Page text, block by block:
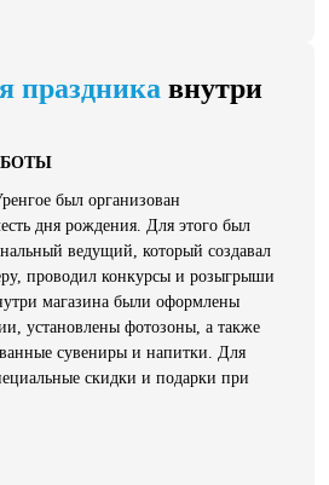
праздника внутри
был организован
дня рождения. Для этого был
ведущий, который создавал
проводил конкурсы и розыгрыши
магазина были оформлены
установлены фотозоны, а также
сувениры и напитки. Для
скидки и подарки при